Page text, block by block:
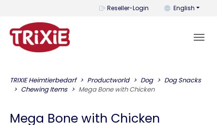
Reseller-Login You can
English
TRIXIE Heimtierbedarf Productworld Dog
Dog Snacks
Chewing Items
Mega Bone with Chicken
Mega Bone with Chicken